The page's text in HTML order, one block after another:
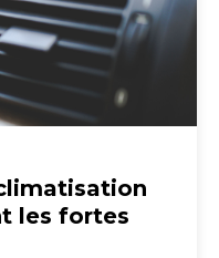
les fortes